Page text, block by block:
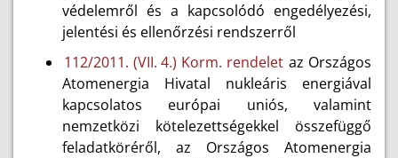
védelemről és a kapcsolódó engedélyezési,
jelentési és ellenőrzési rendszerről
112/2011. (VII. 4.) Korm. rendelet az Országos
Atomenergia Hivatal nukleáris energiával
kapcsolatos európai uniós, valamint
nemzetközi kötelezettségekkel összefüggő
feladatköréről, az Országos Atomenergia